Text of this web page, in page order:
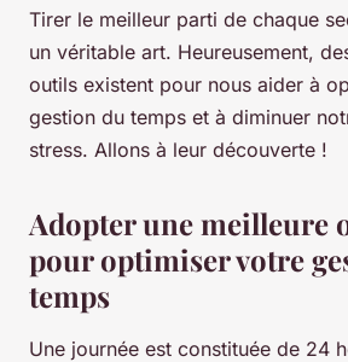
Tirer le meilleur parti de chaque
un véritable art. Heureusement,
outils existent pour nous aider à
gestion du temps et à diminuer
stress. Allons à leur découverte !
Adopter une meilleure
pour optimiser votre
temps
Une journée est constituée de 24